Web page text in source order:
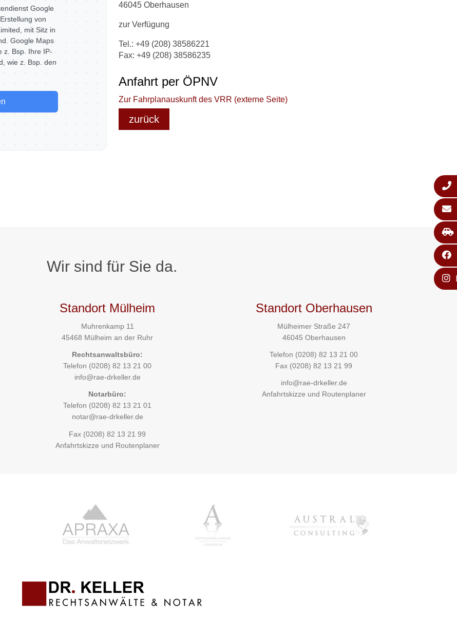
Google
von
mit Sitz in
Google Maps
z. Bsp. Ihre IP-
wie z. Bsp. den
46045 Oberhausen
zur Verfügung
Tel.: +49 (208) 38586221
Fax: +49 (208) 38586235
Anfahrt per ÖPNV
Zur Fahrplanauskunft des VRR (externe Seite)
zurück
Wir sind für Sie da.
Standort Mülheim
Muhrenkamp 11
45468 Mülheim an der Ruhr
Rechtsanwaltsbüro:
Telefon (0208) 82 13 21 00
info@rae-drkeller.de
Notarbüro:
Telefon (0208) 82 13 21 01
notar@rae-drkeller.de
Fax (0208) 82 13 21 99
Anfahrtskizze und Routenplaner
Standort Oberhausen
Mülheimer Straße 247
46045 Oberhausen
Telefon (0208) 82 13 21 00
Fax (0208) 82 13 21 99
info@rae-drkeller.de
Anfahrtskizze und Routenplaner